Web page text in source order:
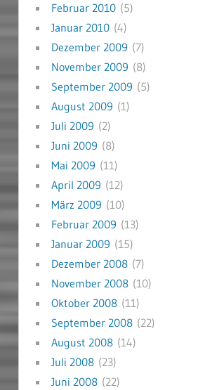
Februar 2010(5)
Januar 2010(4)
Dezember 2009 (7)
November 2009 (8)
September 2009 (5)
August 2009 (1)
Juli 2009 (2)
Juni 2009 (8)
Mai 2009 (11)
April 2009 (12)
März 2009 (10)
Februar 2009 (13)
Januar 2009 (15)
Dezember 2008(7)
November 2008(10)
Oktober 2008(11)
September 2008(22)
August 2008(14)
Juli 2008(23)
Juni 2008(22)